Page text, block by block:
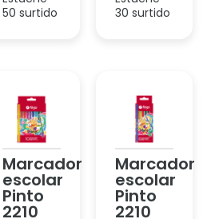
Pinto
2210
Marcador
PINTO
2210 /
Estuche
10 surtido
Pinto
2210
Marcador
PINTO
2210 /
Estuche 6
surtido